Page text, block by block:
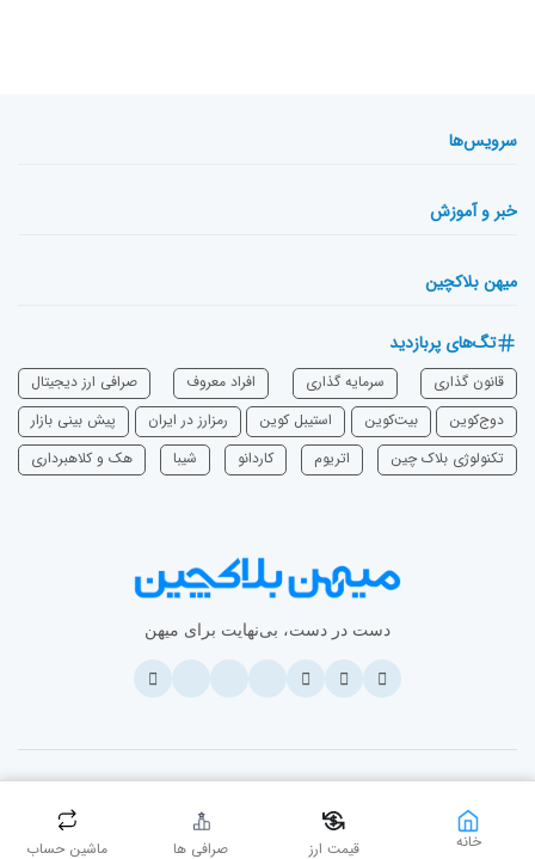
خانه قیمت ارز صرافی ها ماشین حساب
سرویس‌ها
خبر و آموزش
میهن بلاکچین
تگ‌های پربازدید
قانون گذاری سرمایه‌ گذاری افراد معروف
صرافی ارز دیجیتال
دوج‌کوین
بیت‌کوین استیبل کوین رمزارز در ایران
پیش بینی بازار
تکنولوژی بلاک چین
اتریوم ‌کاردانو شیبا هک و کلاهبرداری
دست در دست، بی‌نهایت برای میهن